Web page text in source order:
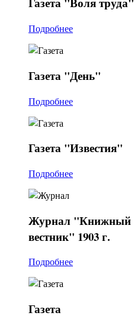
Подробнее
Газета "День"
Подробнее
Газета "Известия"
Подробнее
Журнал "Книжный
вестник" 1903 г.
Подробнее
Газета